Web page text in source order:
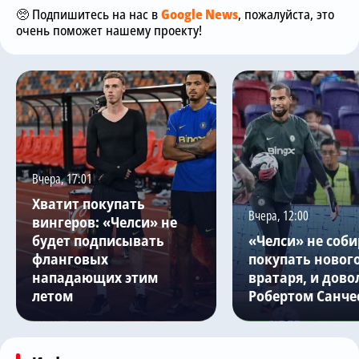
🥺 Подпишитесь на нас вGoogle News, пожалуйста, это
очень поможет нашему проекту!
Вчера, 17:01
Хватит покупать
вингеров: «Челси» не
будет подписывать
фланговых
нападающих этим
летом
Вчера, 12:00
«Челси» не
покупать
вратаря, и
Робертом